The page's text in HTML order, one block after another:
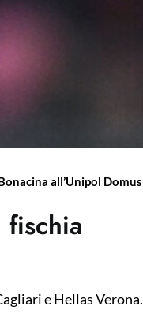
all’Unipol Domus
fischia
e Hellas Verona.